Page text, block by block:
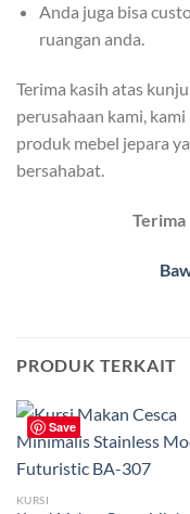
Anda juga bisa
ruangan anda.
Terima kasih atas
perusahaan kami,
produk mebel jepara
bersahabat.
Terima
PRODUK TERKAIT
Save
KURSI